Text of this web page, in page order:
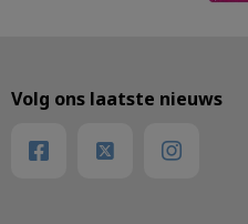
Volg ons laatste nieuws